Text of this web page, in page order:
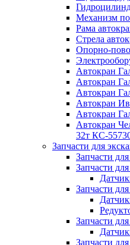
Механизм
Рама
Стрела
Опорно-
Автокран
Автокран
Автокран
Автокран
Автокран
Автокран
32т КС-
Запчасти для
Запчасти
Запчасти
Запчасти
Запчасти
Запчасти